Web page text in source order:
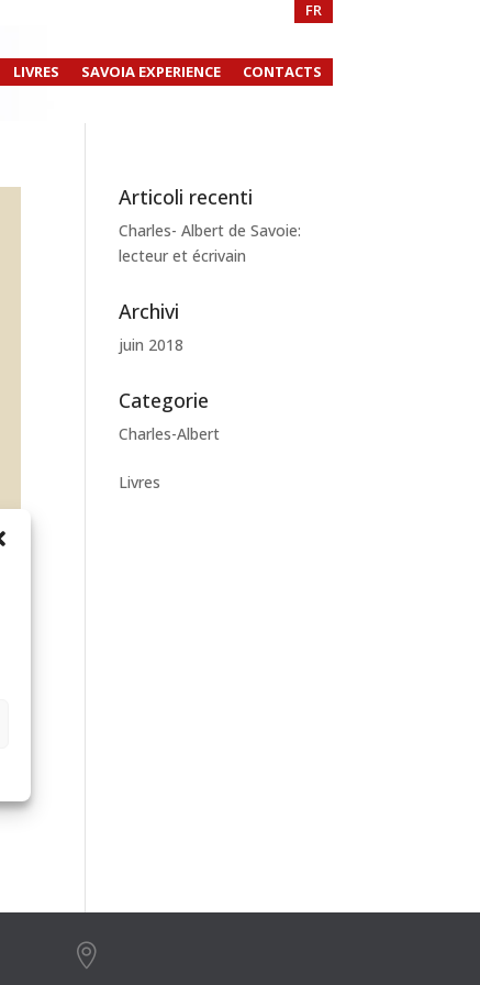
FR
LIVRES SAVOIA EXPERIENCE CONTACTS
Articoli recenti
Charles- Albert de Savoie:
lecteur et écrivain
Archivi
juin 2018
Categorie
Charles-Albert
Livres
